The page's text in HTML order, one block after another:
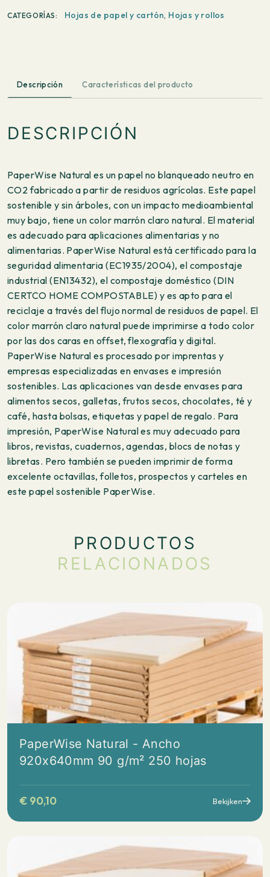
250
CATEGORÍAS: Hojas de papel y cartón, Hojas y rollos
Descripción Características del producto
DESCRIPCIÓN
PaperWise Natural es un papel no blanqueado neutro en
CO2 fabricado a partir de residuos agrícolas. Este papel
sostenible y sin árboles, con un impacto medioambiental
muy bajo, tiene un color marrón claro natural. El material
es adecuado para aplicaciones alimentarias y no
alimentarias. PaperWise Natural está certificado para la
seguridad alimentaria (EC1935/2004), el compostaje
industrial (EN13432), el compostaje doméstico (DIN
CERTCO HOME COMPOSTABLE) y es apto para el
reciclaje a través del flujo normal de residuos de papel. El
color marrón claro natural puede imprimirse a todo color
por las dos caras en offset, flexografía y digital.
PaperWise Natural es procesado por imprentas y
empresas especializadas en envases e impresión
sostenibles. Las aplicaciones van desde envases para
alimentos secos, galletas, frutos secos, chocolates, té y
café, hasta bolsas, etiquetas y papel de regalo. Para
impresión, PaperWise Natural es muy adecuado para
libros, revistas, cuadernos, agendas, blocs de notas y
libretas. Pero también se pueden imprimir de forma
excelente octavillas, folletos, prospectos y carteles en
este papel sostenible PaperWise.
PRODUCTOS
RELACIONADOS
PaperWise Natural - Ancho
920x640mm 90 g/m² 250 hojas
€ 90,10 Bekijken